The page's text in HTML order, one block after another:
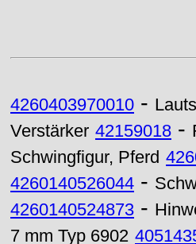
4260403970010 -
Verstärker 42159018 -
Schwingfigur, Pferd
4260140526044 -
4260140524873 -
7 mm Typ 6902